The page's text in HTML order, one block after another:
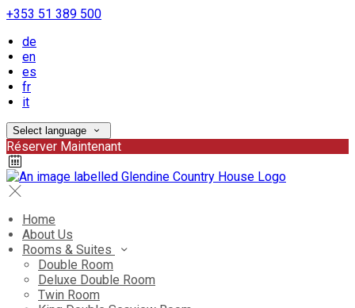
+353 51 389 500
de
en
es
fr
it
Select language
Réserver Maintenant
Home
About Us
Rooms & Suites
Double Room
Deluxe Double Room
Twin Room